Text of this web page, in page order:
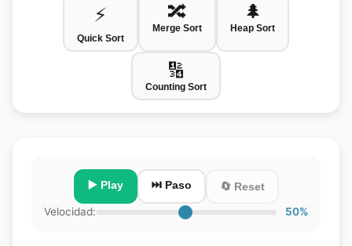
⚡
Quick Sort
🔀
Merge Sort
🌲
Heap Sort
🔢
Counting Sort
▶️ Play ⏭️ Paso
🔄 Reset
Velocidad:
50%